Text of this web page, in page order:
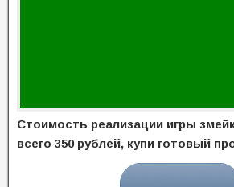
Стоимость реализации игры
всего 350 рублей, купи готовый